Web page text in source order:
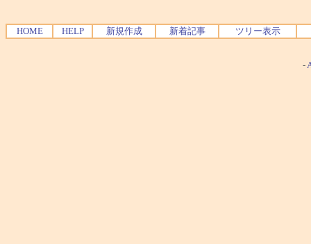
HOME HELP 新規作成 新着記事 ツリー表示
-